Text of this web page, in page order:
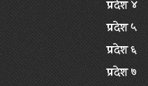
प्रदेश ४
प्रदेश ५
प्रदेश ६
प्रदेश ७